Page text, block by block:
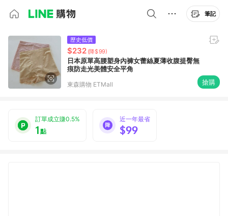
筆記
歷史低價
$232 (降$99)
日本原單高腰塑身內褲女蕾絲夏薄收腹提臀無
痕防走光美體安全平角
東森購物 ETMall 搶購
訂單成立賺0.5%
1點
近一年最省
$99